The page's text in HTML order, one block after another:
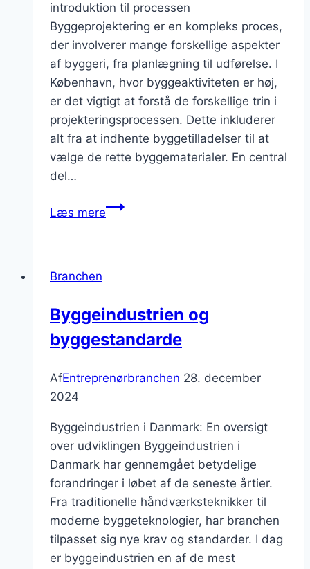
introduktion til processen
Byggeprojektering er en kompleks proces,
der involverer mange forskellige aspekter
af byggeri, fra planlægning til udførelse. I
København, hvor byggeaktiviteten er høj,
er det vigtigt at forstå de forskellige trin i
projekteringsprocessen. Dette inkluderer
alt fra at indhente byggetilladelser til at
vælge de rette byggematerialer. En central
del…
Læs mereByggeprojektering
Branchen
Byggeindustrien og
byggestandarde
AfEntreprenørbranchen 28. december
2024
Byggeindustrien i Danmark: En oversigt
over udviklingen Byggeindustrien i
Danmark har gennemgået betydelige
forandringer i løbet af de seneste årtier.
Fra traditionelle håndværksteknikker til
moderne byggeteknologier, har branchen
tilpasset sig nye krav og standarder. I dag
er byggeindustrien en af de mest